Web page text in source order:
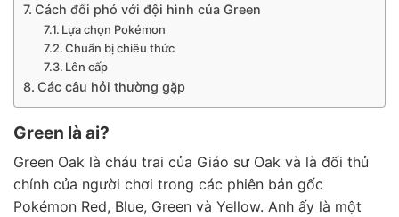
Cách đối phó với đội hình của Green
Lựa chọn Pokémon
Chuẩn bị chiêu thức
Lên cấp
Các câu hỏi thường gặp
Green là ai?
Green Oak là cháu trai của Giáo sư Oak và là đối thủ
chính của người chơi trong các phiên bản gốc
Pokémon Red, Blue, Green và Yellow. Anh ấy là một